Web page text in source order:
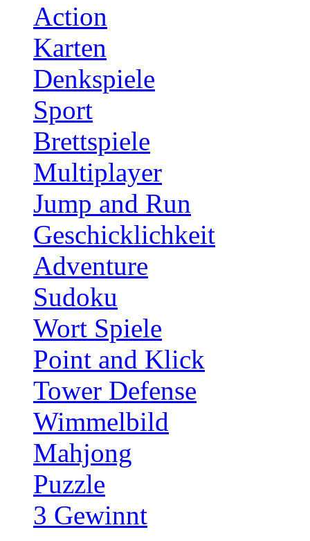
Action
Karten
Denkspiele
Sport
Brettspiele
Multiplayer
Jump and Run
Geschicklichkeit
Adventure
Sudoku
Wort Spiele
Point and Klick
Tower Defense
Wimmelbild
Mahjong
Puzzle
3 Gewinnt